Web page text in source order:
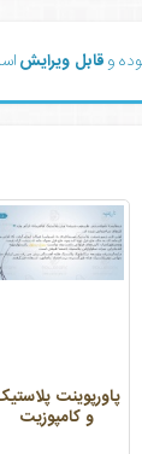
و قابل ویرایش
پاورپوینت
و کامپوزیت